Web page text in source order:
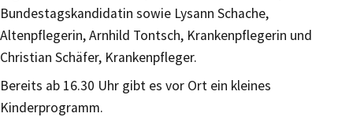
Bundestagskandidatin sowie Lysann Schache,
Altenpflegerin, Arnhild Tontsch, Krankenpflegerin und
Christian Schäfer, Krankenpfleger.
Bereits ab 16.30 Uhr gibt es vor Ort ein kleines
Kinderprogramm.